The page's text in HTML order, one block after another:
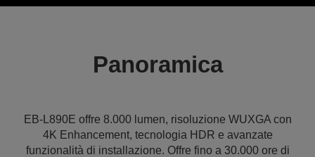
Panoramica
EB-L890E offre 8.000 lumen, risoluzione WUXGA con
4K Enhancement, tecnologia HDR e avanzate
funzionalità di installazione. Offre fino a 30.000 ore di